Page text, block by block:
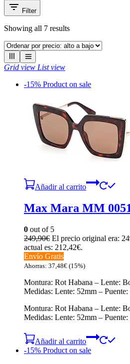
Filter
Showing all 7 results
Grid view List view
-15% Product on sale
Añadir al carrito
Max Mara MM
0 out of 5
249,90€ El precio original era:
actual es: 212,42€.
Envío Gratis
Ahorras: 37,48€ (15%)
Montura: Rot Habana – Lente:
Medidas: Lente: 52mm –
Montura: Rot Habana – Lente:
Medidas: Lente: 52mm –
Añadir al carrito
-15% Product on sale